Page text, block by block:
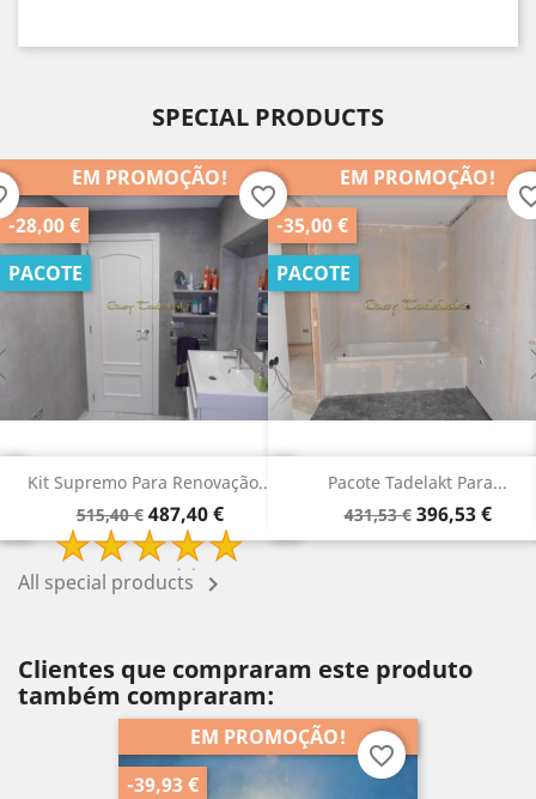
SPECIAL PRODUCTS
Pacote Tadelakt Para...
Preço
normal
431,53 € Preço
396,53 €
EM PROMOÇÃO!
-35,00 €
PACOTE
favorite_border
Pacote De Renovação De...
Preço
normal
340,78 € Preço
315,78 €
EM PROMOÇÃO!
-25,00 €
PACOTE
All special products 
Clientes que compraram este produto
também compraram:
EM PROMOÇÃO!
-39,93 €
favorite_border